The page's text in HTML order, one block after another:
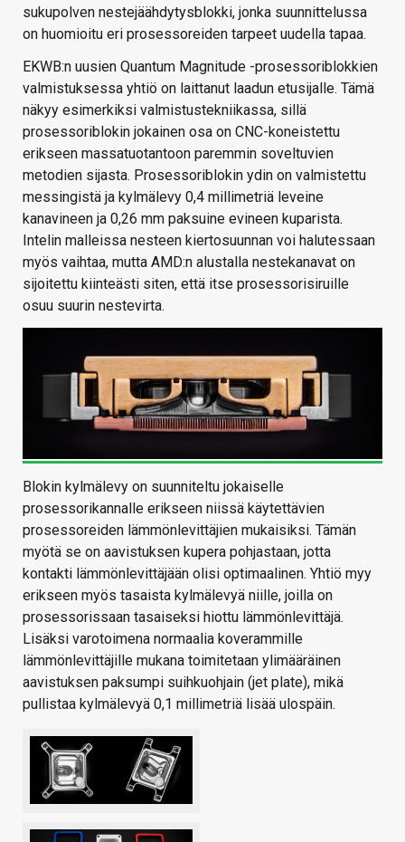
sukupolven nestejäähdytysblokki, jonka suunnittelussa
on huomioitu eri prosessoreiden tarpeet uudella tapaa.
EKWB:n uusien Quantum Magnitude -prosessoriblokkien
valmistuksessa yhtiö on laittanut laadun etusijalle. Tämä
näkyy esimerkiksi valmistustekniikassa, sillä
prosessoriblokin jokainen osa on CNC-koneistettu
erikseen massatuotantoon paremmin soveltuvien
metodien sijasta. Prosessoriblokin ydin on valmistettu
messingistä ja kylmälevy 0,4 millimetriä leveine
kanavineen ja 0,26 mm paksuine evineen kuparista.
Intelin malleissa nesteen kiertosuunnan voi halutessaan
myös vaihtaa, mutta AMD:n alustalla nestekanavat on
sijoitettu kiinteästi siten, että itse prosessorisiruille
osuu suurin nestevirta.
Blokin kylmälevy on suunniteltu jokaiselle
prosessorikannalle erikseen niissä käytettävien
prosessoreiden lämmönlevittäjien mukaisiksi. Tämän
myötä se on aavistuksen kupera pohjastaan, jotta
kontakti lämmönlevittäjään olisi optimaalinen. Yhtiö myy
erikseen myös tasaista kylmälevyä niille, joilla on
prosessorissaan tasaiseksi hiottu lämmönlevittäjä.
Lisäksi varotoimena normaalia koverammille
lämmönlevittäjille mukana toimitetaan ylimääräinen
aavistuksen paksumpi suihkuohjain (jet plate), mikä
pullistaa kylmälevyä 0,1 millimetriä lisää ulospäin.